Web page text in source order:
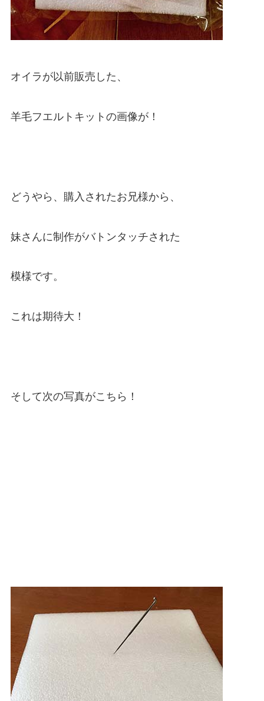
オイラが以前販売した、
羊毛フエルトキットの画像が！
どうやら、購入されたお兄様から、
妹さんに制作がバトンタッチされた
模様です。
これは期待大！
そして次の写真がこちら！